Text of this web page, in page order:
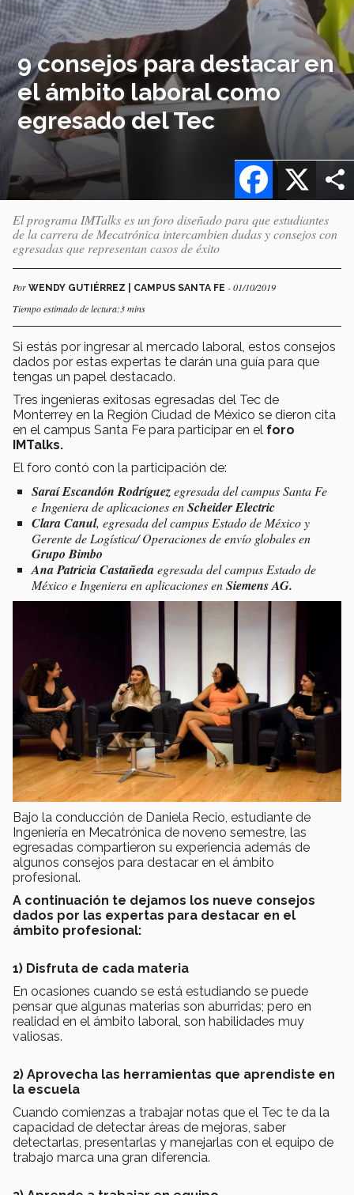
9 consejos para destacar en
el ámbito laboral como
egresado del Tec
X
Facebook
El programa IMTalks es un foro diseñado para que estudiantes
de la carrera de Mecatrónica intercambien dudas y consejos con
egresadas que representan casos de éxito
Por WENDY GUTIÉRREZ | CAMPUS SANTA FE - 01/10/2019
Tiempo estimado de lectura:3 mins
Si estás por ingresar al mercado laboral, estos consejos
dados por estas expertas te darán una guía para que
tengas un papel destacado.
Tres ingenieras exitosas egresadas del Tec de
Monterrey en la Región Ciudad de México se dieron cita
en el campus Santa Fe para participar en el foro
IMTalks.
El foro contó con la participación de:
Saraí Escandón Rodríguezegresada del campus Santa Fe
e Ingeniera de aplicaciones enScheider Electric
Clara Canul, egresada del campus Estado de México y
Gerente de Logística/ Operaciones de envío globales en
Grupo Bimbo
Ana Patricia Castañedaegresada del campus Estado de
México e Ingeniera en aplicaciones enSiemens AG.
Bajo la conducción de Daniela Recio, estudiante de
Ingeniería en Mecatrónica de noveno semestre, las
egresadas compartieron su experiencia además de
algunos consejos para destacar en el ámbito
profesional.
A continuación te dejamos los nueve consejos
dados por las expertas para destacar en el
ámbito profesional:
1) Disfruta de cada materia
En ocasiones cuando se está estudiando se puede
pensar que algunas materias son aburridas; pero en
realidad en el ámbito laboral, son habilidades muy
valiosas.
2) Aprovecha las herramientas que aprendiste en
la escuela
Cuando comienzas a trabajar notas que el Tec te da la
capacidad de detectar áreas de mejoras, saber
detectarlas, presentarlas y manejarlas con el equipo de
trabajo marca una gran diferencia.